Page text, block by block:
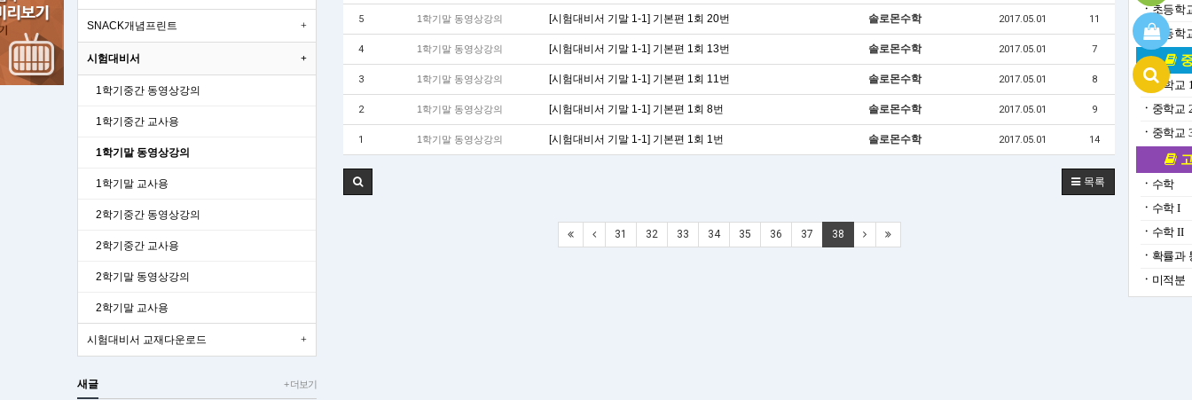
ㆍ초등학
ㆍ초등학
ㆍ중학교
ㆍ 중학교
ㆍ 중학교
ㆍ 수학
ㆍ 수학 I
ㆍ 수학 II
ㆍ 확률과
ㆍ 미적분
5 1학기말 동영상강의 [시험대비서 기말 1-1] 기본편 1회 20번 솔로몬수학 2017.05.01 11
4 1학기말 동영상강의 [시험대비서 기말 1-1] 기본편 1회 13번 솔로몬수학 2017.05.01 7
3 1학기말 동영상강의 [시험대비서 기말 1-1] 기본편 1회 11번 솔로몬수학 2017.05.01 8
2 1학기말 동영상강의 [시험대비서 기말 1-1] 기본편 1회 8번 솔로몬수학 2017.05.01 9
1 1학기말 동영상강의 [시험대비서 기말 1-1] 기본편 1회 1번 솔로몬수학 2017.05.01 14
목록
31 32 33 34 35 36 37 38
SNACK개념프린트
시험대비서
1학기중간 동영상강의
1학기중간 교사용
1학기말 동영상강의
1학기말 교사용
2학기중간 동영상강의
2학기중간 교사용
2학기말 동영상강의
2학기말 교사용
시험대비서 교재다운로드
+ 더보기
새글